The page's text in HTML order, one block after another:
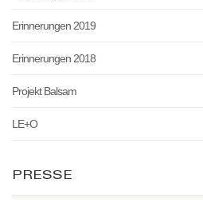
Erinnerungen 2019
Erinnerungen 2018
Projekt Balsam
LE+O
PRESSE